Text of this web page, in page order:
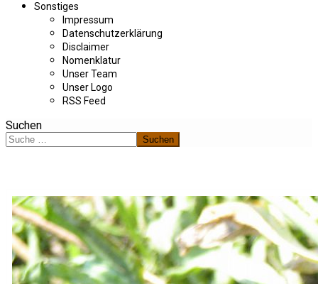
Sonstiges
Impressum
Datenschutzerklärung
Disclaimer
Nomenklatur
Unser Team
Unser Logo
RSS Feed
Suchen
Suchen